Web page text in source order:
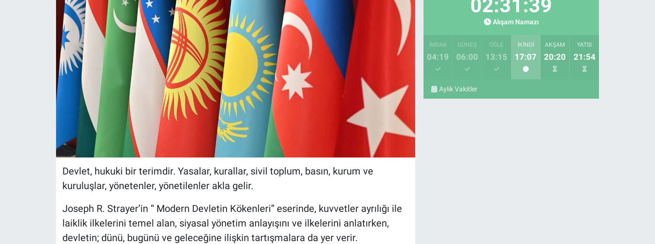
Devlet, hukuki bir terimdir. Yasalar, kurallar, sivil toplum, basın, kurum ve
kuruluşlar, yönetenler, yönetilenler akla gelir.
Joseph R. Strayer’in “ Modern Devletin Kökenleri” eserinde, kuvvetler ayrılığı ile
laiklik ilkelerini temel alan, siyasal yönetim anlayışını ve ilkelerini anlatırken,
devletin; dünü, bugünü ve geleceğine ilişkin tartışmalara da yer verir.
02:31:38
Akşam Namazı
İMSAK
04:19
GÜNEŞ
06:00
ÖĞLE
13:15
İKINDI
17:07
AKŞAM
20:20
YATSI
21:54
Aylık Vakitler